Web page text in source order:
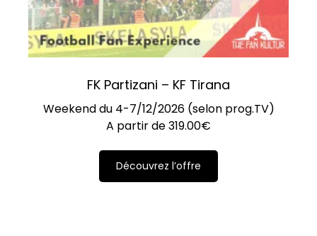
FK Partizani – KF Tirana
Weekend du 4-7/12/2026 (selon prog.TV)
A partir de319.00€
Découvrez l’offre